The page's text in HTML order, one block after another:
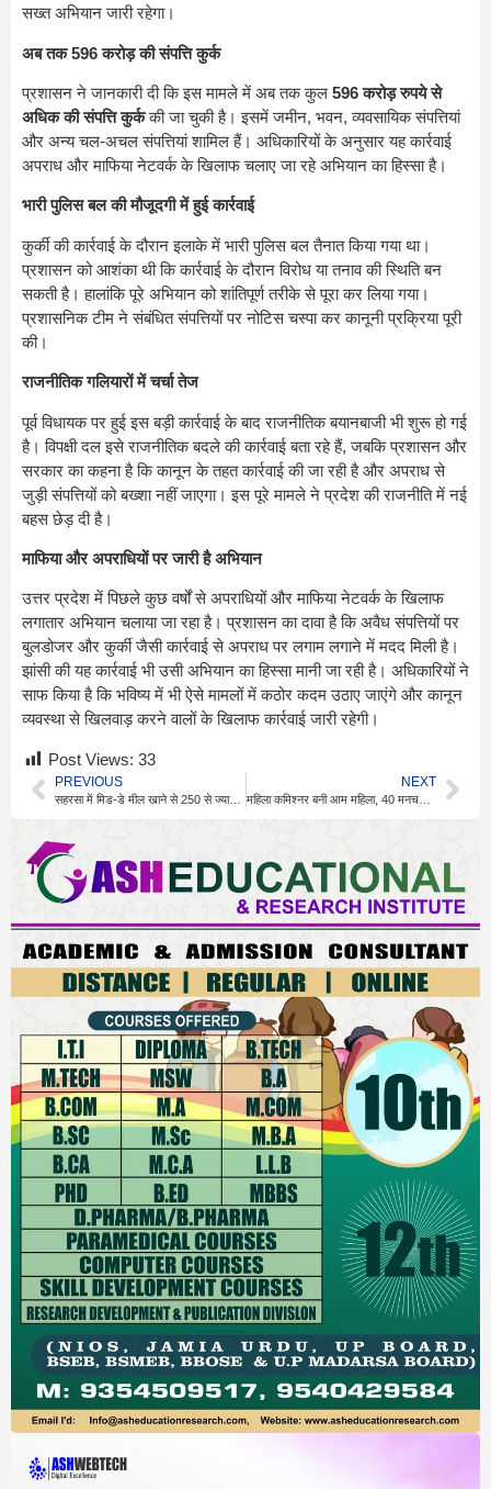
सख्त अभियान जारी रहेगा।
अब तक 596 करोड़ की संपत्ति कुर्क
प्रशासन ने जानकारी दी कि इस मामले में अब तक कुल 596 करोड़ रुपये से
अधिक की संपत्ति कुर्ककी जा चुकी है। इसमें जमीन, भवन, व्यवसायिक संपत्तियां
और अन्य चल-अचल संपत्तियां शामिल हैं। अधिकारियों के अनुसार यह कार्रवाई
अपराध और माफिया नेटवर्क के खिलाफ चलाए जा रहे अभियान का हिस्सा है।
भारी पुलिस बल की मौजूदगी में हुई कार्रवाई
कुर्की की कार्रवाई के दौरान इलाके में भारी पुलिस बल तैनात किया गया था।
प्रशासन को आशंका थी कि कार्रवाई के दौरान विरोध या तनाव की स्थिति बन
सकती है। हालांकि पूरे अभियान को शांतिपूर्ण तरीके से पूरा कर लिया गया।
प्रशासनिक टीम ने संबंधित संपत्तियों पर नोटिस चस्पा कर कानूनी प्रक्रिया पूरी
की।
राजनीतिक गलियारों में चर्चा तेज
पूर्व विधायक पर हुई इस बड़ी कार्रवाई के बाद राजनीतिक बयानबाजी भी शुरू हो गई
है। विपक्षी दल इसे राजनीतिक बदले की कार्रवाई बता रहे हैं, जबकि प्रशासन और
सरकार का कहना है कि कानून के तहत कार्रवाई की जा रही है और अपराध से
जुड़ी संपत्तियों को बख्शा नहीं जाएगा। इस पूरे मामले ने प्रदेश की राजनीति में नई
बहस छेड़ दी है।
माफिया और अपराधियों पर जारी है अभियान
उत्तर प्रदेश में पिछले कुछ वर्षों से अपराधियों और माफिया नेटवर्क के खिलाफ
लगातार अभियान चलाया जा रहा है। प्रशासन का दावा है कि अवैध संपत्तियों पर
बुलडोजर और कुर्की जैसी कार्रवाई से अपराध पर लगाम लगाने में मदद मिली है।
झांसी की यह कार्रवाई भी उसी अभियान का हिस्सा मानी जा रही है। अधिकारियों ने
साफ किया है कि भविष्य में भी ऐसे मामलों में कठोर कदम उठाए जाएंगे और कानून
व्यवस्था से खिलवाड़ करने वालों के खिलाफ कार्रवाई जारी रहेगी।
Post Views: 33
PREVIOUS
सहरसा में मिड-डे मील खाने से 250 से ज्यादा बच्चे बीमार
NEXT
महिला कमिश्नर बनी आम महिला, 40 मनचले पकड़े गए